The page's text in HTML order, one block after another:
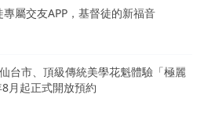
專屬交友APP，基督徒的新福音
台市、頂級傳統美學花魁體驗「極麗
月起正式開放預約